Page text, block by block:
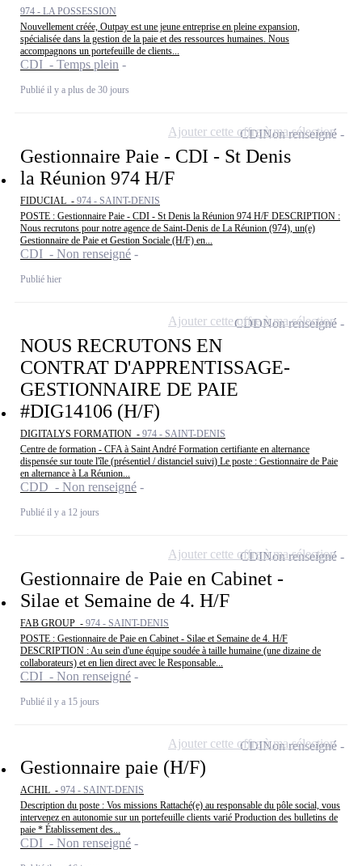
974 - LA POSSESSION
Nouvellement créée, Outpay est une jeune entreprise en pleine expansion,
spécialisée dans la gestion de la paie et des ressources humaines. Nous
accompagnons un portefeuille de clients...
CDI - Temps plein
Publié il y a plus de 30 jours
Gestionnaire Paie - CDI - St Denis
la Réunion 974 H/F
FIDUCIAL - 974 - SAINT-DENIS
POSTE : Gestionnaire Paie - CDI - St Denis la Réunion 974 H/F DESCRIPTION :
Nous recrutons pour notre agence de Saint-Denis de La Réunion (974), un(e)
Gestionnaire de Paie et Gestion Sociale (H/F) en...
CDI - Non renseigné
Publié hier
CDINon renseigné
Ajouter cette offre à ma sélection
NOUS RECRUTONS EN
CONTRAT D'APPRENTISSAGE-
GESTIONNAIRE DE PAIE
#DIG14106 (H/F)
DIGITALYS FORMATION - 974 - SAINT-DENIS
Centre de formation - CFA à Saint André Formation certifiante en alternance
dispensée sur toute l'île (présentiel / distanciel suivi) Le poste : Gestionnaire de Paie
en alternance à La Réunion...
CDD - Non renseigné
Publié il y a 12 jours
CDDNon renseigné
Ajouter cette offre à ma sélection
Gestionnaire de Paie en Cabinet -
Silae et Semaine de 4. H/F
FAB GROUP - 974 - SAINT-DENIS
POSTE : Gestionnaire de Paie en Cabinet - Silae et Semaine de 4. H/F
DESCRIPTION : Au sein d'une équipe soudée à taille humaine (une dizaine de
collaborateurs) et en lien direct avec le Responsable...
CDI - Non renseigné
Publié il y a 15 jours
CDINon renseigné
Ajouter cette offre à ma sélection
Gestionnaire paie (H/F)
ACHIL - 974 - SAINT-DENIS
Description du poste : Vos missions Rattaché(e) au responsable du pôle social, vous
intervenez en autonomie sur un portefeuille clients varié Production des bulletins de
paie * Établissement des...
CDI - Non renseigné
CDINon renseigné
Ajouter cette offre à ma sélection